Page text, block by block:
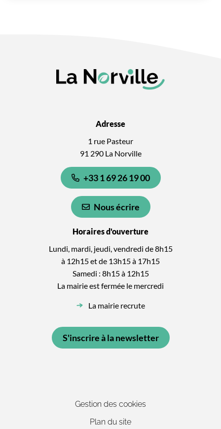
Adresse
1 rue Pasteur
91 290 La Norville
+33 1 69 26 19 00
Nous écrire
Horaires d'ouverture
Lundi, mardi, jeudi, vendredi de 8h15
à 12h15 et de 13h15 à 17h15
Samedi : 8h15 à 12h15
La mairie est fermée le mercredi
La mairie recrute
S'inscrire à la newsletter
Gestion des cookies
Plan du site